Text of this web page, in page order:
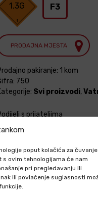
poput kolačića za čuvanje
ovim tehnologijama će nam
pri pregledavanju ili
ili povlačenje suglasnosti
1.3G F3
PRODAJNA MJESTA
pakiranje: 1 kom
750
Svi proizvodi,
s prijateljima